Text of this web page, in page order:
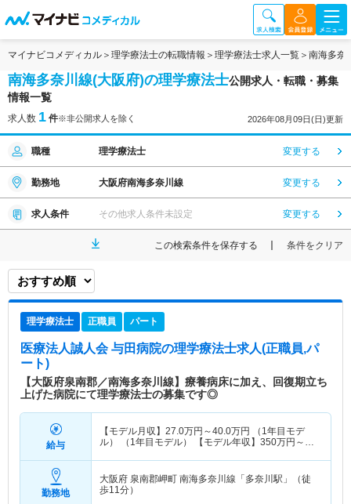
マイナビコメディカル 理学療法士の転職情報 理学療法士求人一覧 南海多奈
南海多奈川線(大阪府)の理学療法士公開求人・転職・募集
情報一覧
求人数 1 件※非公開求人を除く 2026年08月09日(日)更新
職種 理学療法士 変更する
勤務地 大阪府南海多奈川線 変更する
求人条件 その他求人条件未設定 変更する
この検索条件を保存する 条件をクリア
理学療法士 正職員 パート
医療法人誠人会 与田病院の理学療法士求人(正職員,パ
ート)
【大阪府泉南郡／南海多奈川線】療養病床に加え、回復期立ち
上げた病院にて理学療法士の募集です◎
給与
【モデル月収】 27.0万円～40.0万円
（1年目モデ
ル） （1年目モデル） 【モデル年収】 350万円～
勤務地
大阪府 泉南郡岬町 南海多奈川線「多奈川駅」（徒
歩11分）